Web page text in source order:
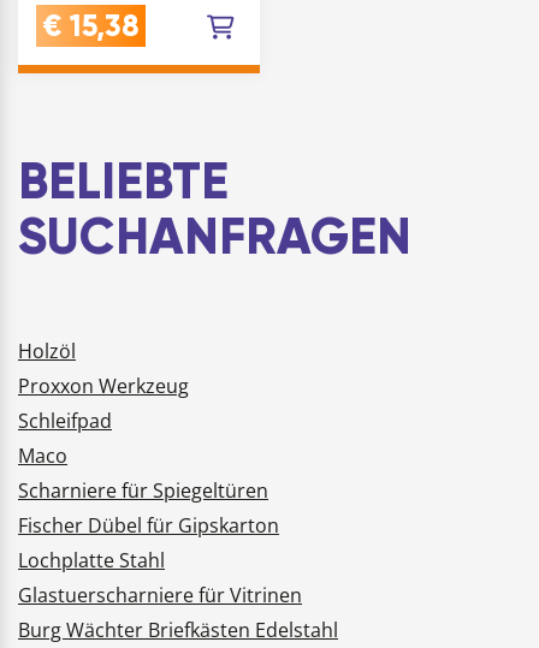
Stück Type: HAWA-
Frontslide 60/A,
Inhaltsangabe (BT): 1
€ 15,38
BELIEBTE
SUCHANFRAGEN
Holzöl
Proxxon Werkzeug
Schleifpad
Maco
Scharniere für Spiegeltüren
Fischer Dübel für Gipskarton
Lochplatte Stahl
Glastuerscharniere für Vitrinen
Burg Wächter Briefkästen Edelstahl